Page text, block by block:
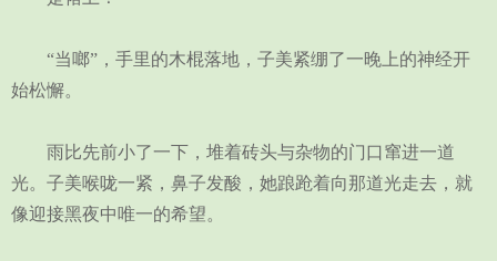
“当啷”，手里的木棍落地，子美紧绷了一晚上的神经开
始松懈。
雨比先前小了一下，堆着砖头与杂物的门口窜进一道
光。子美喉咙一紧，鼻子发酸，她踉跄着向那道光走去，就
像迎接黑夜中唯一的希望。